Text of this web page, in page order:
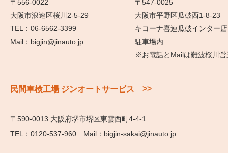
〒556-0022
大阪市浪速区桜川2-5-29
06-6562-3399
bigjin@jinauto.jp
〒547-0025
大阪市平野区瓜破西1-8-23
キコーナ喜連瓜破インター店
駐車場内
※お電話とMailは難波桜川営
民間車検工場 ジンオートサービス >>
〒590-0013 大阪府堺市堺区東雲西町4-4-1
0120-537-960
bigjin-sakai@jinauto.jp